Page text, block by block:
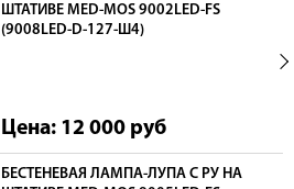
ШТАТИВЕ MED-MOS 9002LED-FS
(9008LED-D-127-Ш4)
Цена: 12 000 руб
БЕСТЕНЕВАЯ ЛАМПА-ЛУПА С РУ НА